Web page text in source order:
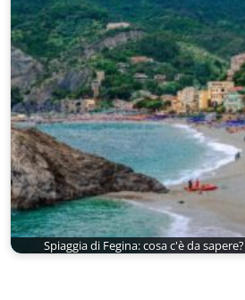
Spiaggia di Fegina: cosa c'è da sapere?